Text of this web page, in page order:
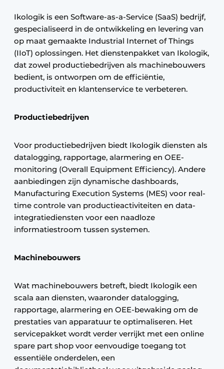
Ikologik is een Software-as-a-Service (SaaS) bedrijf,
gespecialiseerd in de ontwikkeling en levering van
op maat gemaakte Industrial Internet of Things
(IIoT) oplossingen. Het dienstenpakket van Ikologik,
dat zowel productiebedrijven als machinebouwers
bedient, is ontworpen om de efficiëntie,
productiviteit en klantenservice te verbeteren.
Productiebedrijven
Voor productiebedrijven biedt Ikologik diensten als
datalogging, rapportage, alarmering en OEE-
monitoring (Overall Equipment Efficiency). Andere
aanbiedingen zijn dynamische dashboards,
Manufacturing Execution Systems (MES) voor real-
time controle van productieactiviteiten en data-
integratiediensten voor een naadloze
informatiestroom tussen systemen.
Machinebouwers
Wat machinebouwers betreft, biedt Ikologik een
scala aan diensten, waaronder datalogging,
rapportage, alarmering en OEE-bewaking om de
prestaties van apparatuur te optimaliseren. Het
servicepakket wordt verder verrijkt met een online
spare part shop voor eenvoudige toegang tot
essentiële onderdelen, een